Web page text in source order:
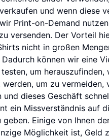
und wenn diese
Print-on-Demand
versenden. Der Vorteil
nicht in großen
Dadurch können wir eine
um herauszufinden,
um zu vermeiden,
und dieses Geschäft
ein Missverständnis auf
geben. Einige von Ihnen
Möglichkeit ist, Geld